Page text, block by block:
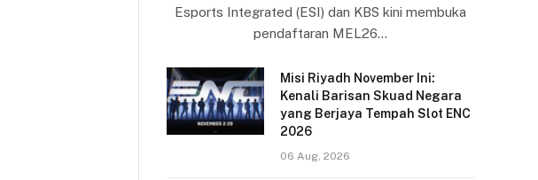
Esports Integrated (ESI) dan KBS kini membuka
pendaftaran MEL26…
Misi Riyadh November Ini:
Kenali Barisan Skuad Negara
yang Berjaya Tempah Slot ENC
2026
06 Aug, 2026